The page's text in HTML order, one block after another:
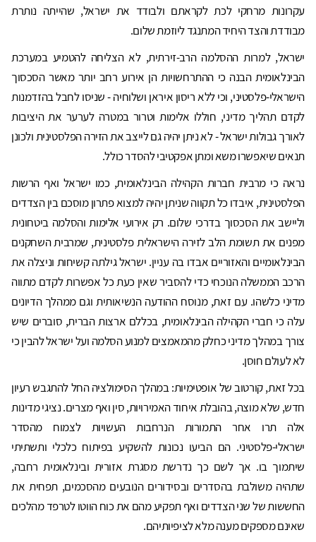
עקרונות מרחקי לכת לקראתם ולבודד את ישראל, שהייתה נותרת
מבודדת והצד היחיד המתנגד ליוזמת שלום.
ישראל, למרות ההסלמה הרב-זירתית, לא הצליחה להטמיע במערכת
הבינלאומית הבנה כי ההתרחשויות הן אירוע רחב יותר מאשר הסכסוך
הישראלי-פלסטיני, וכי ללא ריסון איראן ושלוחיה - שניסו לחבל בהזדמנות
לקדם תהליך מדיני, חוללו אלימות וטרור במטרה לערער את היציבות
לאורך גבולות ישראל - לא ניתן יהיה גם לייצב את הזירה הפלסטינית ולכונן
תנאים שיאפשרו משא ומתן אפקטיבי להסדר כולל.
נראה כי מרבית חברות הקהילה הבינלאומית, כמו ישראל ואף הרשות
הפלסטינית, איבדו כל תקווה שניתן יהיה למצוא פתרון מוסכם בין הצדדים
וליישב את הסכסוך בדרכי שלום. רק אירועי אלימות והסלמה ביטחונית
מפנים את תשומת הלב לזירה הישראלית פלסטינית, שמרבית השחקנים
הבינלאומיים והאזוריים אבדו בה עניין. ישראל גילתה קשיחות וניצלה את
הרכב הממשלה הנוכחי כדי להסביר שאין כעת כל אפשרות לקדם מתווה
מדיני כלשהו. עם זאת, מנוסח ההודעה הנשיאותית וגם ממהלך הדיונים
עלה כי חברי הקהילה הבינלאומית, בכללם ארצות הברית, סוברים שיש
צורך במהלך מדיני כחלק מהמאמצים למנוע הסלמה ועל ישראל להבין כי
לא לעולם חוסן.
בכל זאת, קורטוב של אופטימיות: במהלך הסימולציה החל להתגבש רעיון
חדש, שלא מוצה, בהובלת איחוד האמירויות, סין ואף מצרים. נציגי מדינות
אלה תרו אחר התמורות הנרחבות העשויות לצמוח מהסדר
ישראלי-פלסטיני. הם הביעו נכונות להשקיע בפיתוח כלכלי ותשתיתי
שיתמוך בו. אך לשם כך נדרשת מסגרת אזורית ובינלאומית רחבה,
שתהיה משולבת בהסדרים ובסידורים הנובעים מהסכמים, תפחית את
החששות של שני הצדדים ואף תפקיע מהם את כוח הווטו לטרפד מהלכים
שאינם מספקים מענה מלא לציפיותיהם.